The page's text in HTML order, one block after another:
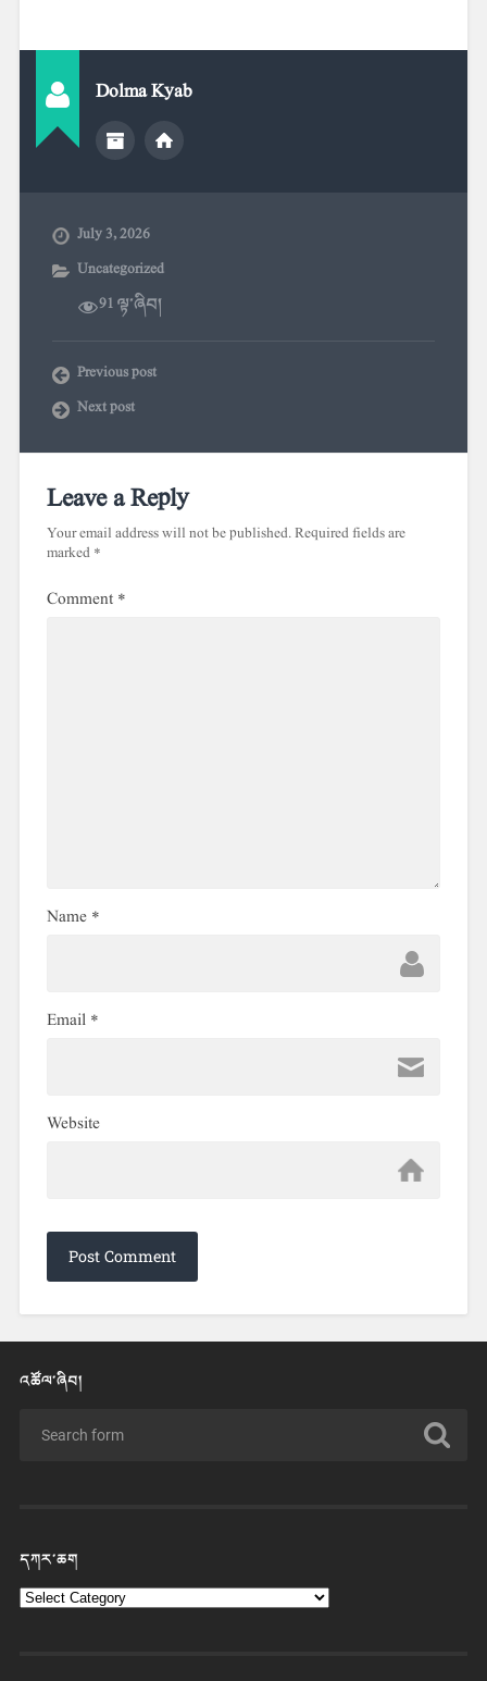
Dolma Kyab
July 3, 2026
Uncategorized
91 ལྟ་ཞིབ།
Previous post
Next post
Leave a Reply
Your email address will not be published.Required fields are
marked*
Comment*
Name*
Email*
Website
འཚོལ་ཞིབ།
དཀར་ཆག